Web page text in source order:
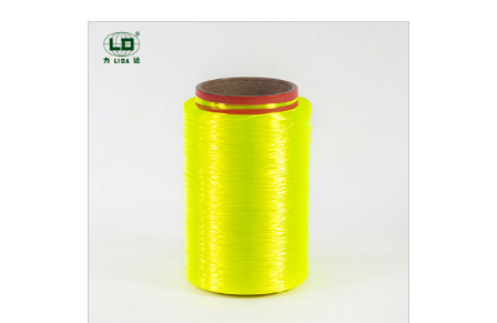
na dovoz a vývoz. Vítejte, kontaktujte nás.